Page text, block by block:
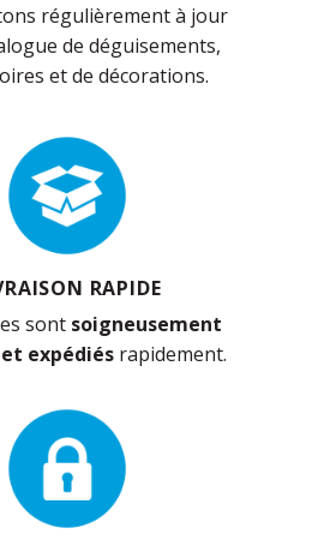
régulièrement à jour
de déguisements,
et de décorations.
RAPIDE
sont soigneusement
expédiés rapidement.